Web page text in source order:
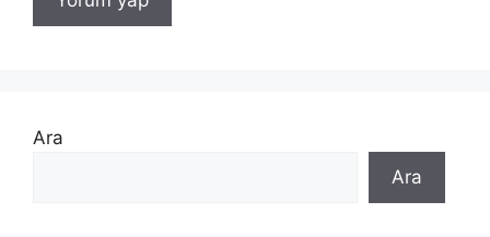
Ara
Ara